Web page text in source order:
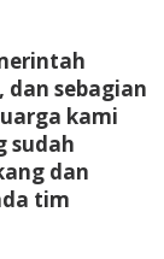
sebagian
kami
sudah
dan
tim